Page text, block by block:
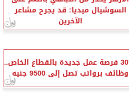
السوشيال ميديا: قد يجرح مشاعر
الآخرين
3070 فرصة عمل جديدة بالقطاع الخاص..
وظائف برواتب تصل إلى 9500 جنيه